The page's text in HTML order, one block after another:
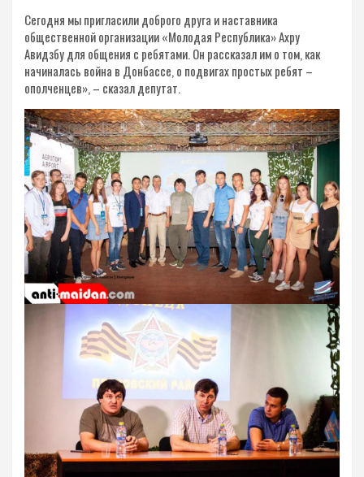
Сегодня мы пригласили доброго друга и наставника
общественной организации «Молодая Республика» Ахру
Авидзбу для общения с ребятами. Он рассказал им о том, как
начиналась война в Донбассе, о подвигах простых ребят –
ополченцев», – сказал депутат.